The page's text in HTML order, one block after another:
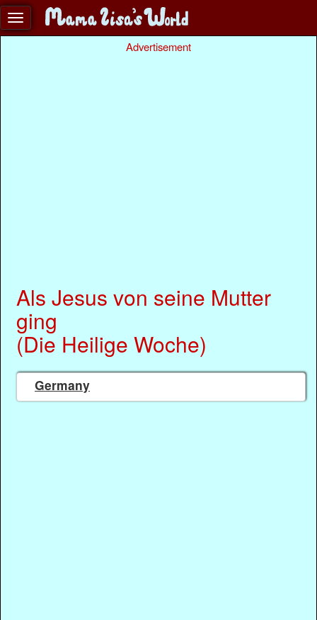
Advertisement
Als Jesus von seine Mutter
ging
(Die Heilige Woche)
Germany